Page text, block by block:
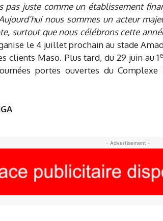
pas juste comme un établissement
nous sommes un acteur
surtout que nous célébrons cette
le 4 juillet prochain au stade
clients Maso. Plus tard, du 29 juin au 1
portes ouvertes du
- Advertisement -